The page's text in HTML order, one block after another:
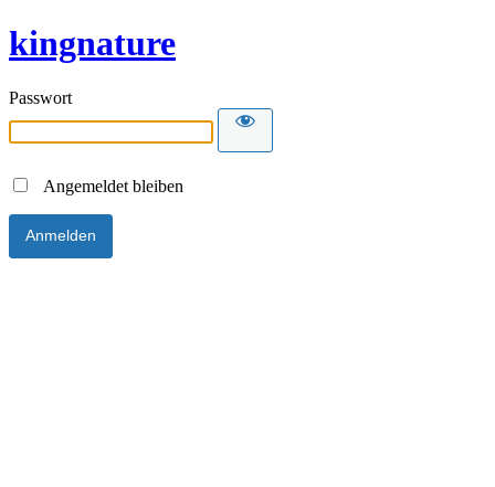
kingnature
Passwort
Angemeldet bleiben